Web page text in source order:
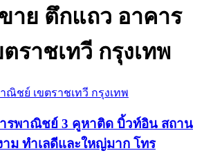
าย ตึกแถว อาคาร
ราชเทวี กรุงเทพ
ชย์ เขตราชเทวี กรุงเทพ
รพาณิชย์ 3 คูหาติด บิ้วท์อิน สถาน
าม ทำเลดีและใหญ่มาก โทร